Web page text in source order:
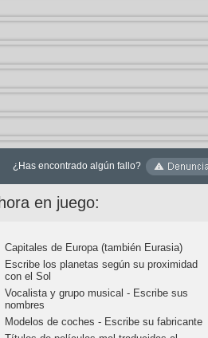
¿Has encontrado algún fallo?
en juego:
Capitales de Europa (también Eurasia)
Escribe los planetas según su proximidad
con el Sol
Vocalista y grupo musical - Escribe sus
nombres
Modelos de coches - Escribe su fabricante